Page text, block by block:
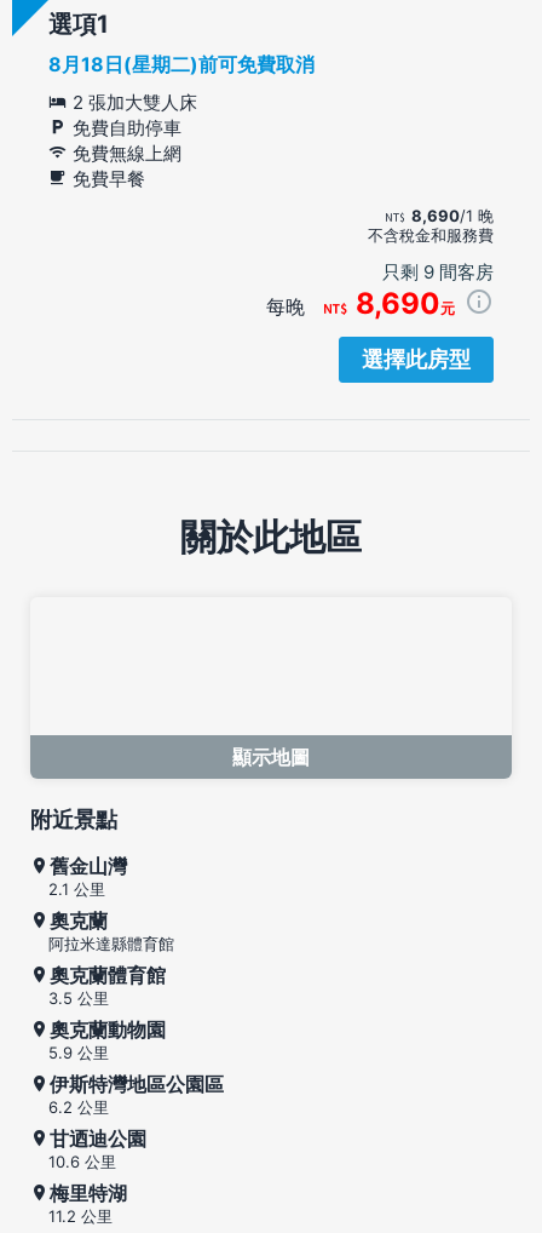
選項
8月18日(星期二)前可免費取消
2 張加大雙人床
免費自助停車
免費無線上網
免費早餐
8,690/1 晚
不含稅金和服務費
只剩 9 間客房
每晚 8,690元
選擇此房型
關於此地區
顯示地圖
附近景點
舊金山灣
2.1 公里
奧克蘭
阿拉米達縣體育館
奧克蘭體育館
3.5 公里
奧克蘭動物園
5.9 公里
伊斯特灣地區公園區
6.2 公里
甘迺迪公園
10.6 公里
梅里特湖
11.2 公里